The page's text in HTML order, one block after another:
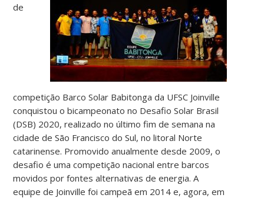
de
competição Barco Solar Babitonga da UFSC Joinville
conquistou o bicampeonato no Desafio Solar Brasil
(DSB) 2020, realizado no último fim de semana na
cidade de São Francisco do Sul, no litoral Norte
catarinense. Promovido anualmente desde 2009, o
desafio é uma competição nacional entre barcos
movidos por fontes alternativas de energia. A
equipe de Joinville foi campeã em 2014 e, agora, em